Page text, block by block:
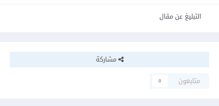
التبليغ عن مقال
مشاركة
متابعون
0